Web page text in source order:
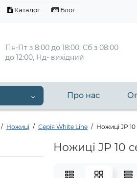
Каталог Блог
Пн-Пт з 8:00 до 18:00, Сб з 08:00
до 12:00, Нд- вихідний
Про нас
Ножиці Серія White Line Ножиці JP 10
Ножиці JP 10